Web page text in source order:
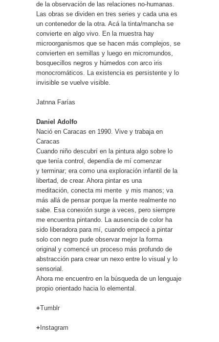
de la observación de las relaciones no-humanas.
Las obras se dividen en tres series y cada una es
un contenedor de la otra. Acá la tinta/mancha se
convierte en algo vivo. En la muestra hay
microorganismos que se hacen más complejos, se
convierten en semillas y luego en micromundos,
bosquecillos negros y húmedos con arco iris
monocromáticos. La existencia es persistente y lo
invisible se vuelve visible.
Jatnna Farías
Daniel Adolfo
Nació en Caracas en 1990. Vive y trabaja en
Caracas
Cuando niño descubrí en la pintura algo sobre lo
que tenía control, dependía de mí comenzar
y terminar; era como una exploración infantil de la
libertad, de crear. Ahora pintar es una
meditación, conecta mi mente y mis manos; va
más allá de pensar porque la mente realmente no
sabe. Esa conexión surge a veces, pero siempre
me encuentra pintando. La ausencia de color ha
sido liberadora para mí, cuando empecé a pintar
solo con negro pude observar mejor la forma
original y comencé un proceso más profundo de
abstracción para crear un nexo entre lo visual y lo
sensorial.
Ahora me encuentro en la búsqueda de un lenguaje
propio orientado hacia lo elemental.
+Tumblr
+ Instagram